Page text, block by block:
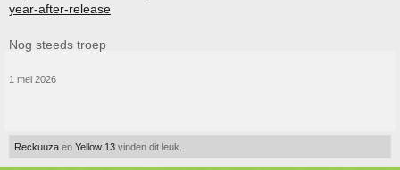
year-after-release
Nog steeds troep
1 mei 2026
Reckuuza en Yellow 13 vinden dit leuk.